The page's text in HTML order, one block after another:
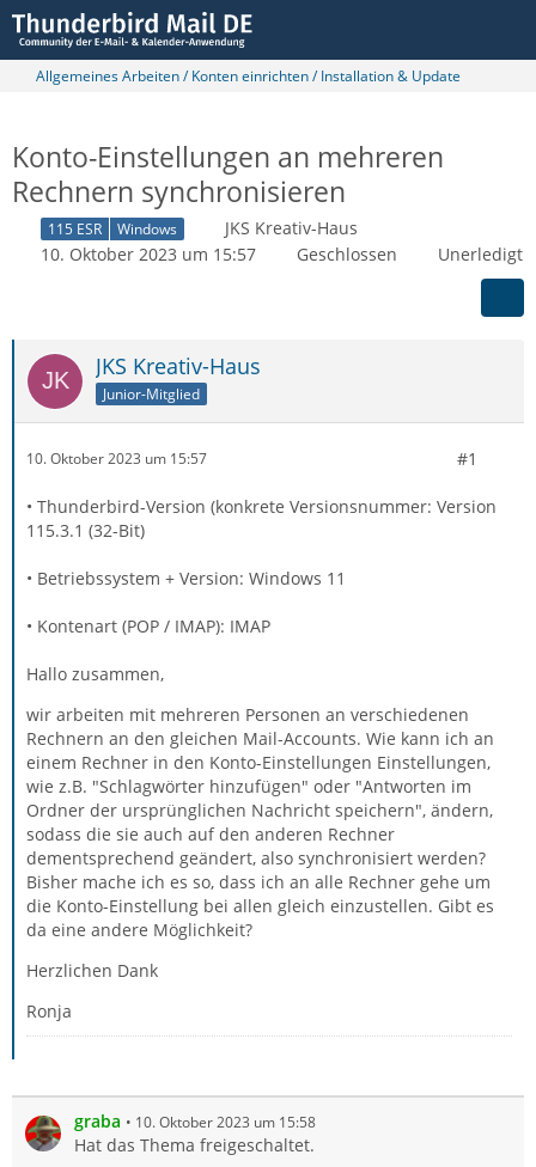
Allgemeines Arbeiten / Konten einrichten / Installation & Update
Konto-Einstellungen an mehreren
Rechnern synchronisieren
115 ESR Windows
JKS Kreativ-Haus
10. Oktober 2023 um 15:57
Geschlossen Unerledigt
JKS Kreativ-Haus
Junior-Mitglied
10. Oktober 2023 um 15:57 #1
• Thunderbird-Version (konkrete Versionsnummer: Version
115.3.1 (32-Bit)
• Betriebssystem + Version: Windows 11
• Kontenart (POP / IMAP): IMAP
Hallo zusammen,
wir arbeiten mit mehreren Personen an verschiedenen
Rechnern an den gleichen Mail-Accounts. Wie kann ich an
einem Rechner in den Konto-Einstellungen Einstellungen,
wie z.B. "Schlagwörter hinzufügen" oder "Antworten im
Ordner der ursprünglichen Nachricht speichern", ändern,
sodass die sie auch auf den anderen Rechner
dementsprechend geändert, also synchronisiert werden?
Bisher mache ich es so, dass ich an alle Rechner gehe um
die Konto-Einstellung bei allen gleich einzustellen. Gibt es
da eine andere Möglichkeit?
Herzlichen Dank
Ronja
graba 10. Oktober 2023 um 15:58
Hat das Thema freigeschaltet.